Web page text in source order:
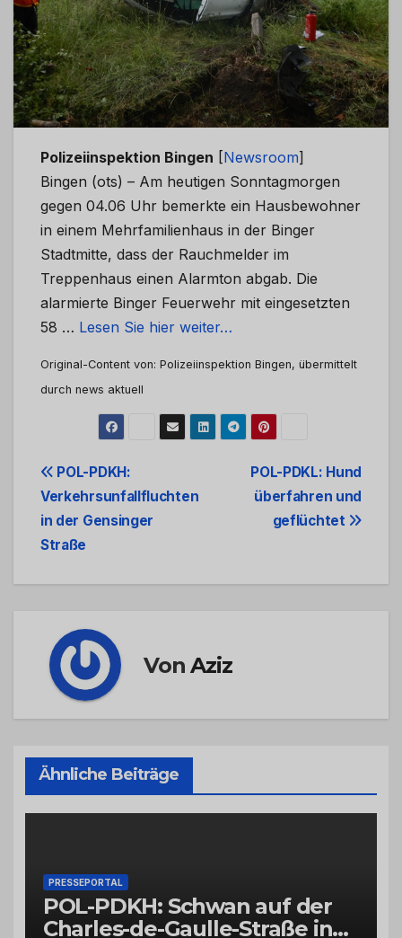
Polizeiinspektion Bingen [Newsroom]
Bingen (ots) – Am heutigen Sonntagmorgen
gegen 04.06 Uhr bemerkte ein Hausbewohner
in einem Mehrfamilienhaus in der Binger
Stadtmitte, dass der Rauchmelder im
Treppenhaus einen Alarmton abgab. Die
alarmierte Binger Feuerwehr mit eingesetzten
58 … Lesen Sie hier weiter…
Original-Content von: Polizeiinspektion Bingen, übermittelt
durch news aktuell
Beitrags-
Navigation
POL-PDKL: Hund
überfahren und
geflüchtet
POL-PDKH:
Verkehrsunfallfluchten
in der Gensinger
Straße
VonAziz
Ähnliche Beiträge
PRESSEPORTAL
POL-PDKH: Schwan auf der
Charles-de-Gaulle-Straße in